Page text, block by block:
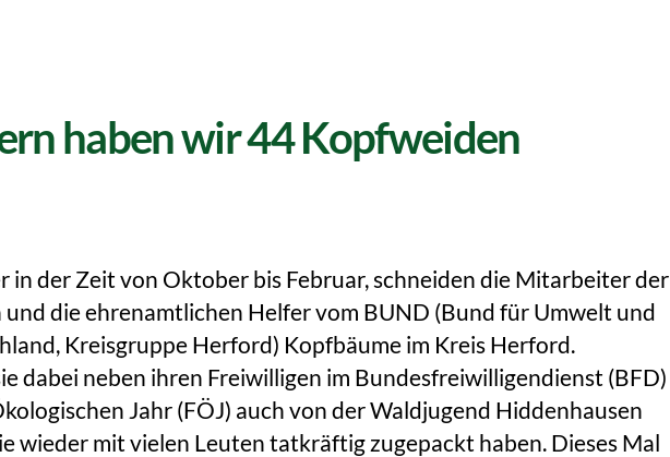
haben wir 44 Kopfweiden
in der Zeit von Oktober bis Februar, schneiden die Mitarbeiter der
die ehrenamtlichen Helfer vom BUND (Bund für Umwelt und
Kreisgruppe Herford) Kopfbäume im Kreis Herford.
dabei neben ihren Freiwilligen im Bundesfreiwilligendienst (BFD)
Jahr (FÖJ) auch von der Waldjugend Hiddenhausen
wieder mit vielen Leuten tatkräftig zugepackt haben. Dieses Mal